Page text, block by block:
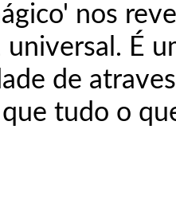
nos
É
de
tudo o